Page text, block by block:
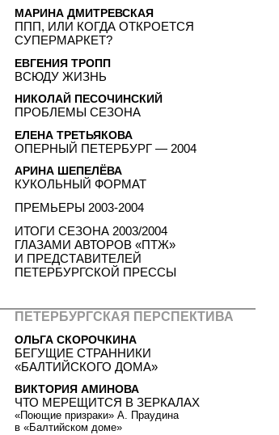
МАРИНА ДМИТРЕВСКАЯ
ППП, ИЛИ КОГДА ОТКРОЕТСЯ
СУПЕРМАРКЕТ?
ЕВГЕНИЯ ТРОПП
ВСЮДУ ЖИЗНЬ
НИКОЛАЙ ПЕСОЧИНСКИЙ
ПРОБЛЕМЫ СЕЗОНА
ЕЛЕНА ТРЕТЬЯКОВА
ОПЕРНЫЙ ПЕТЕРБУРГ — 2004
АРИНА ШЕПЕЛЁВА
КУКОЛЬНЫЙ ФОРМАТ
ПРЕМЬЕРЫ 2003-2004
ИТОГИ СЕЗОНА 2003/2004
ГЛАЗАМИ АВТОРОВ «ПТЖ»
И ПРЕДСТАВИТЕЛЕЙ
ПЕТЕРБУРГСКОЙ ПРЕССЫ
ПЕТЕРБУРГСКАЯ ПЕРСПЕКТИВА
ОЛЬГА СКОРОЧКИНА
БЕГУЩИЕ СТРАННИКИ
«БАЛТИЙСКОГО ДОМА»
ВИКТОРИЯ АМИНОВА
ЧТО МЕРЕЩИТСЯ В ЗЕРКАЛАХ
«Поющие призраки» А. Праудина
в «Балтийском доме»